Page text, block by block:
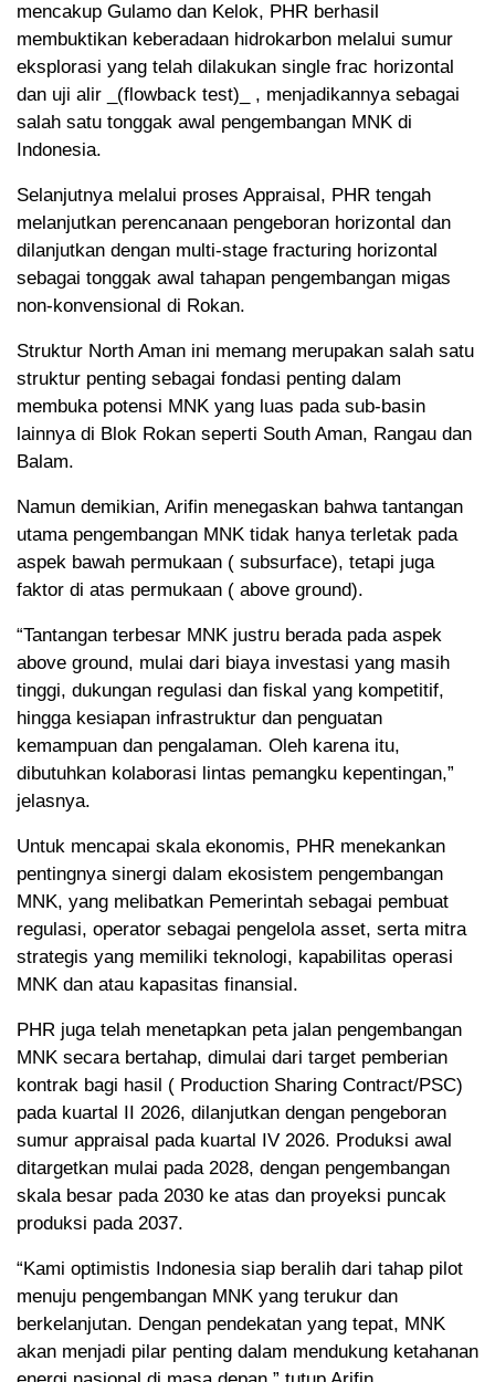
mencakup Gulamo dan Kelok, PHR berhasil
membuktikan keberadaan hidrokarbon melalui sumur
eksplorasi yang telah dilakukan single frac horizontal
dan uji alir _(flowback test)_ , menjadikannya sebagai
salah satu tonggak awal pengembangan MNK di
Indonesia.
Selanjutnya melalui proses Appraisal, PHR tengah
melanjutkan perencanaan pengeboran horizontal dan
dilanjutkan dengan multi-stage fracturing horizontal
sebagai tonggak awal tahapan pengembangan migas
non-konvensional di Rokan.
Struktur North Aman ini memang merupakan salah satu
struktur penting sebagai fondasi penting dalam
membuka potensi MNK yang luas pada sub-basin
lainnya di Blok Rokan seperti South Aman, Rangau dan
Balam.
Namun demikian, Arifin menegaskan bahwa tantangan
utama pengembangan MNK tidak hanya terletak pada
aspek bawah permukaan ( subsurface), tetapi juga
faktor di atas permukaan ( above ground).
“Tantangan terbesar MNK justru berada pada aspek
above ground, mulai dari biaya investasi yang masih
tinggi, dukungan regulasi dan fiskal yang kompetitif,
hingga kesiapan infrastruktur dan penguatan
kemampuan dan pengalaman. Oleh karena itu,
dibutuhkan kolaborasi lintas pemangku kepentingan,”
jelasnya.
Untuk mencapai skala ekonomis, PHR menekankan
pentingnya sinergi dalam ekosistem pengembangan
MNK, yang melibatkan Pemerintah sebagai pembuat
regulasi, operator sebagai pengelola asset, serta mitra
strategis yang memiliki teknologi, kapabilitas operasi
MNK dan atau kapasitas finansial.
PHR juga telah menetapkan peta jalan pengembangan
MNK secara bertahap, dimulai dari target pemberian
kontrak bagi hasil ( Production Sharing Contract/PSC)
pada kuartal II 2026, dilanjutkan dengan pengeboran
sumur appraisal pada kuartal IV 2026. Produksi awal
ditargetkan mulai pada 2028, dengan pengembangan
skala besar pada 2030 ke atas dan proyeksi puncak
produksi pada 2037.
“Kami optimistis Indonesia siap beralih dari tahap pilot
menuju pengembangan MNK yang terukur dan
berkelanjutan. Dengan pendekatan yang tepat, MNK
akan menjadi pilar penting dalam mendukung ketahanan